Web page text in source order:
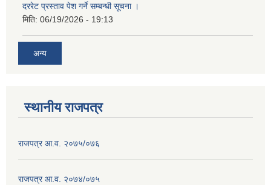
दररेट प्रस्ताव पेश गर्ने सम्बन्धी सूचना ।
मिति: 06/19/2026 - 19:13
अन्य
स्थानीय राजपत्र
राजपत्र आ.व. २०७५/०७६
राजपत्र आ.व. २०७४/०७५